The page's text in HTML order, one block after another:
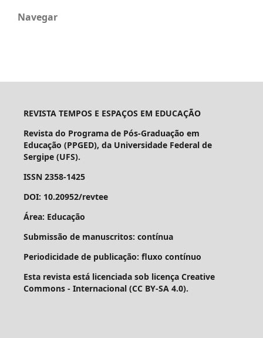
Navegar
REVISTA TEMPOS E ESPAÇOS EM EDUCAÇÃO
Revista do Programa de Pós-Graduação em
Educação (PPGED), da Universidade Federal de
Sergipe (UFS).
ISSN 2358-1425
DOI: 10.20952/revtee
Área: Educação
Submissão de manuscritos: contínua
Periodicidade de publicação: fluxo contínuo
Esta revista está licenciada sob licença Creative
Commons - Internacional (CC BY-SA 4.0).